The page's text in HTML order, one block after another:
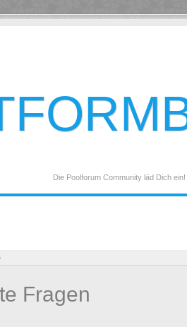
Die Poolforum Community läd Dich ein!
Fragen